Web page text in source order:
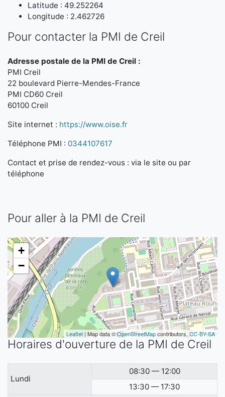
Latitude : 49.252264
Longitude : 2.462726
Pour contacter la PMI de Creil
Adresse postale de la PMI de Creil :
PMI Creil
22 boulevard Pierre-Mendes-France
PMI CD60 Creil
60100 Creil
Site internet : https://www.oise.fr
Téléphone PMI : 0344107617
Contact et prise de rendez-vous : via le site ou par
téléphone
Pour aller à la PMI de Creil
+
−
Leaflet | Map data ©OpenStreetMapcontributors, CC-BY-SA
Horaires d'ouverture de la PMI de Creil
Lundi
08:30 — 12:00
13:30 — 17:30